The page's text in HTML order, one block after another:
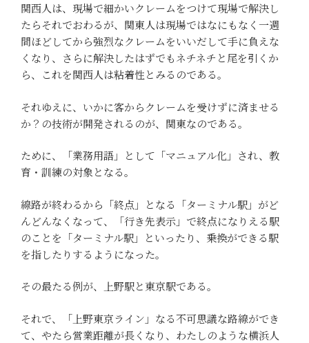
関西人は、現場で細かいクレームをつけて現場で解決し
たらそれでおわるが、関東人は現場ではなにもなく一週
間ほどしてから強烈なクレームをいいだして手に負えな
くなり、さらに解決したはずでもネチネチと尾を引くか
ら、これを関西人は粘着性とみるのである。
それゆえに、いかに客からクレームを受けずに済ませる
か？の技術が開発されるのが、関東なのである。
ために、「業務用語」として「マニュアル化」され、教
育・訓練の対象となる。
線路が終わるから「終点」となる「ターミナル駅」がど
んどんなくなって、「行き先表示」で終点になりえる駅
のことを「ターミナル駅」といったり、乗換ができる駅
を指したりするようになった。
その最たる例が、上野駅と東京駅である。
それで、「上野東京ライン」なる不可思議な路線ができ
て、やたら営業距離が長くなり、わたしのような横浜人